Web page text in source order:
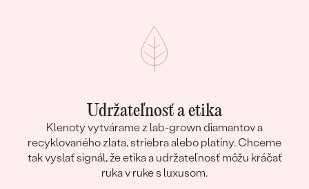
Udržateľnosť a etika
Klenoty vytvárame z lab-grown diamantov a
recyklovaného zlata, striebra alebo platiny. Chceme
tak vyslať signál, že etika a udržateľnosť môžu kráčať
ruka v ruke s luxusom.